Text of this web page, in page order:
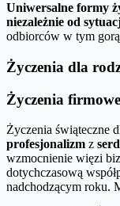
Uniwersalne formy
niezależnie od
odbiorców w tym
Życzenia dla
Życzenia
Życzenia świąteczne
profesjonalizm z
wzmocnienie więzi
dotychczasową
nadchodzącym roku.